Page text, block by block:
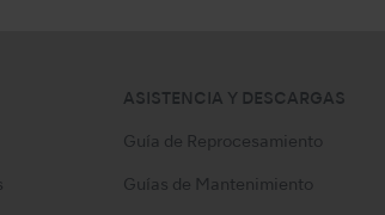
ASISTENCIA Y DESCARGAS
Guía de Reprocesamiento
Guías de Mantenimiento